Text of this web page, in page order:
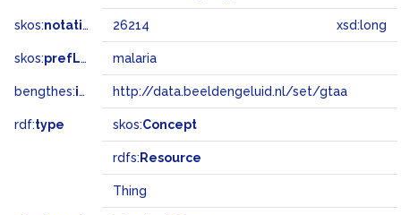
skos:notation 26214 xsd:long
skos:prefLabel malaria
bengthes:inSet http://data.beeldengeluid.nl/set/gtaa
rdf:type skos:Concept
rdfs: Resource
Thing